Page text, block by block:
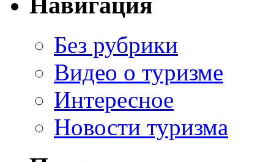
Без рубрики
Видео о туризме
Интересное
Новости туризма